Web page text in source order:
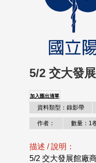
5/2 交大發
加入匯出清單
資料類型：錄影帶
作者： 數量：1
描述 / 說明：
5/2 交大發展館廠